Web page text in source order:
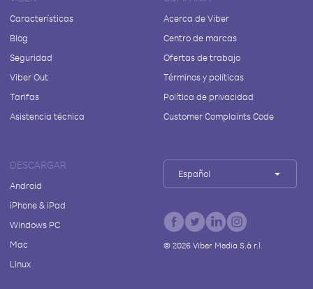
Características
Blog
Seguridad
Viber Out
Tarifas
Asistencia técnica
Acerca de Viber
Centro de marcas
Ofertas de trabajo
Términos y políticas
Política de privacidad
Customer Complaints Code
DESCARGAR
Android
iPhone & iPad
Windows PC
Mac
Linux
Español
© 2026Viber Media S.à r.l.